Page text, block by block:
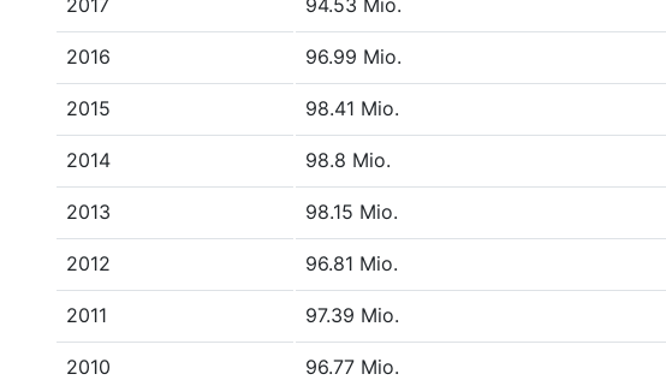
2017 94.53 Mio.
2016 96.99 Mio.
2015 98.41 Mio.
2014 98.8 Mio.
2013 98.15 Mio.
2012 96.81 Mio.
2011 97.39 Mio.
2010 96.77 Mio.